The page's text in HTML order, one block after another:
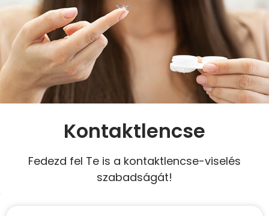
Kontaktlencse
Fedezd fel Te is a kontaktlencse-viselés
szabadságát!